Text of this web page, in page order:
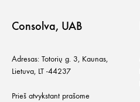
Consolva, UAB
Adresas: Totorių g. 3, Kaunas,
Lietuva, LT -44237
Prieš atvykstant prašome